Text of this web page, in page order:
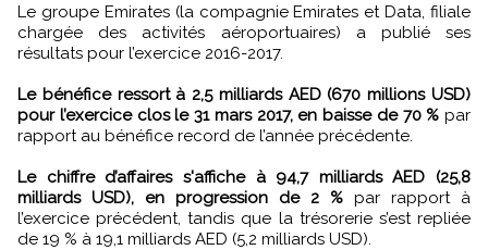
Le groupe Emirates (la compagnie Emirates et Data, filiale
chargée des activités aéroportuaires) a publié ses
résultats pour l’exercice 2016-2017.
Le bénéfice ressort à 2,5 milliards AED (670 millions USD)
pour l’exercice clos le 31 mars 2017, en baisse de 70 % par
rapport au bénéfice record de l’année précédente.
Le chiffre d’affaires s'affiche à 94,7 milliards AED (25,8
milliards USD), en progression de 2 % par rapport à
l’exercice précédent, tandis que la trésorerie s’est repliée
de 19 % à 19,1 milliards AED (5,2 milliards USD).